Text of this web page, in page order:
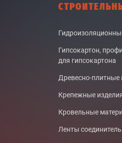
Гипсокартон,
для гипсокартона
Древесно-плитные
Крепежные
Кровельные
Ленты